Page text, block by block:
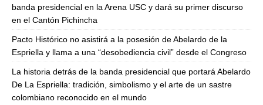
banda presidencial en la Arena USC y dará su primer discurso
en el Cantón Pichincha
Pacto Histórico no asistirá a la posesión de Abelardo de la
Espriella y llama a una “desobediencia civil” desde el Congreso
La historia detrás de la banda presidencial que portará Abelardo
De La Espriella: tradición, simbolismo y el arte de un sastre
colombiano reconocido en el mundo